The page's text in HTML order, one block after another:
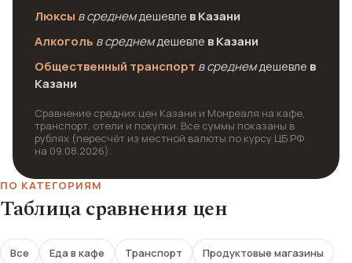
Люксы в среднемдешевле в Казани
Алкоголь в среднемдешевле в Казани
Общественный транспорт в среднемдешевле в
Казани
Сравнение средних цен Казани и Монреаля на кафе,
транспорт, отели и покупки. Все суммы показаны в
рублях (пересчёт из местной валюты по курсу ЦБ РФ
на 09.08.2026).
ПО КАТЕГОРИЯМ
Таблица сравнения цен
Все Еда в кафе Транспорт
Продуктовые магазины